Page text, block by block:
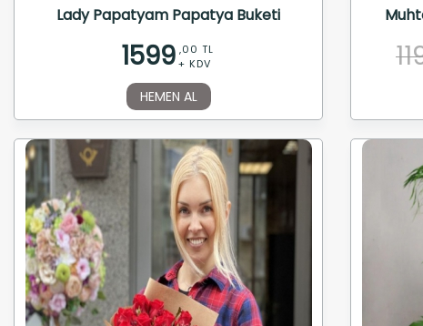
Lady Papatyam Papatya Buketi
1599 ,00 TL
+ KDV
HEMEN AL